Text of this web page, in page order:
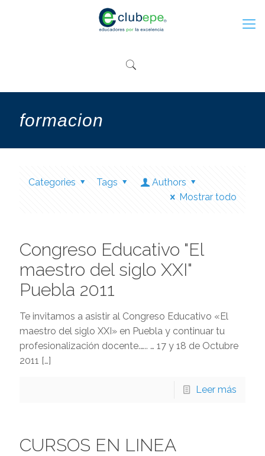
formacion
Categories Tags
Authors
Mostrar todo
Congreso Educativo "El
maestro del siglo XXI"
Puebla 2011
Te invitamos a asistir al Congreso Educativo «El
maestro del siglo XXI» en Puebla y continuar tu
profesionalización docente.….. … 17 y 18 de Octubre
2011 […]
Leer más
CURSOS EN LINEA